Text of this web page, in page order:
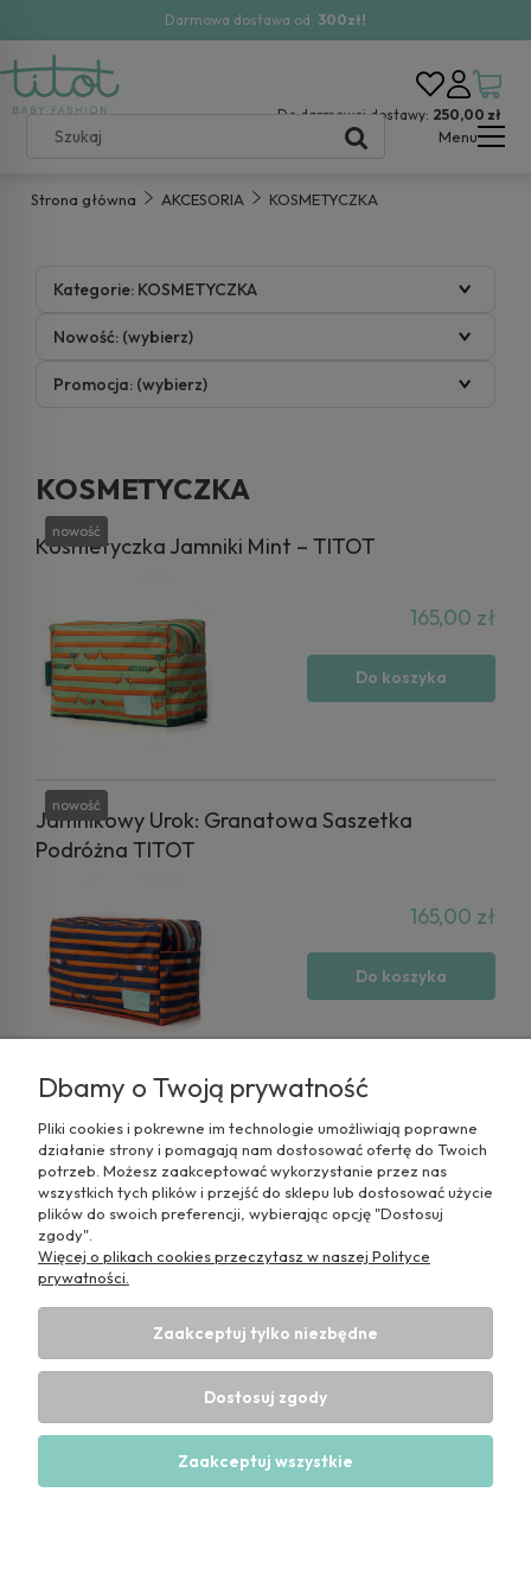
Darmowa dostawa od: 300zł!
Do darmowej dostawy: 250,00 zł
Menu
Strona główna AKCESORIA KOSMETYCZKA
Kategorie: KOSMETYCZKA
Nowość: (wybierz)
Promocja: (wybierz)
KOSMETYCZKA
Kosmetyczka Jamniki Mint – TITOT
165,00 zł
Do koszyka
nowość
Jamnikowy Urok: Granatowa Saszetka
Podróżna TITOT
165,00 zł
Do koszyka
nowość
Informacje
Dbamy o Twoją prywatność
Pliki cookies i pokrewne im technologie umożliwiają poprawne
działanie strony i pomagają nam dostosować ofertę do Twoich
potrzeb. Możesz zaakceptować wykorzystanie przez nas
wszystkich tych plików i przejść do sklepu lub dostosować użycie
plików do swoich preferencji, wybierając opcję "Dostosuj
zgody".
Więcej o plikach cookies przeczytasz w naszej Polityce
prywatności.
Zaakceptuj tylko niezbędne
Dostosuj zgody
Zaakceptuj wszystkie